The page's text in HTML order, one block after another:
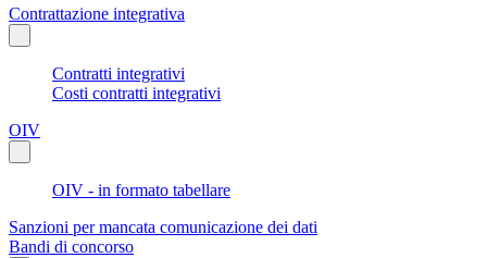
Contrattazione integrativa
Contratti integrativi
Costi contratti integrativi
OIV
OIV - in formato tabellare
Sanzioni per mancata comunicazione dei dati
Bandi di concorso